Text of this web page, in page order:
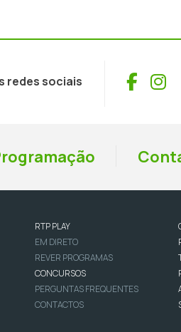
redes sociais
RTP PLAY
EM DIRETO
REVER PROGRAMAS
CONCURSOS
PERGUNTAS FREQUENTES
CONTACTOS